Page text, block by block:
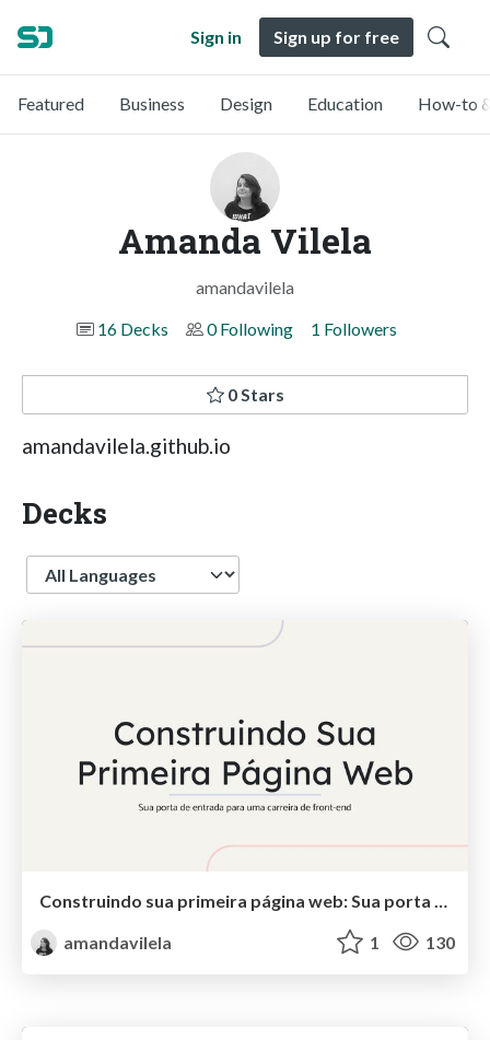
Sign in Sign up for free
Featured Business Design Education How-to
Amanda Vilela
amandavilela
16 Decks
0 Following 1 Followers
0 Stars
amandavilela.github.io
Decks
Language
amandavilela
1 130